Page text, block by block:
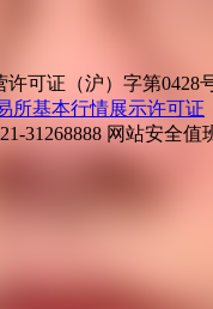
许可证（沪）字第0428
所基本行情展示许可证
31268888 网站安全值